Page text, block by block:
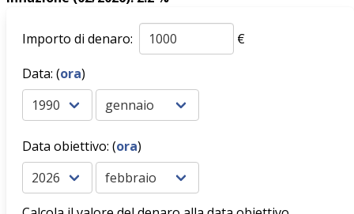
Importo di denaro:
€
Data: (ora)
Data obiettivo: (ora)